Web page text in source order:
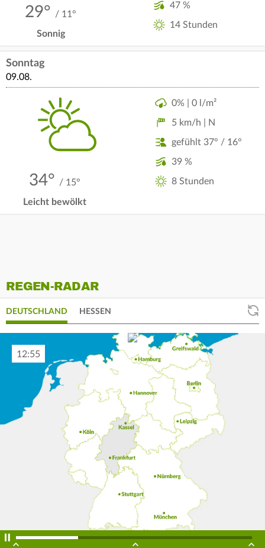
29° / 11°
Sonnig
47 %
14 Stunden
Sonntag
09.08.
34° / 15°
Leicht bewölkt
0% | 0 l/m²
5 km/h | N
gefühlt 37° / 16°
39 %
8 Stunden
REGEN-RADAR
DEUTSCHLAND HESSEN
13:00